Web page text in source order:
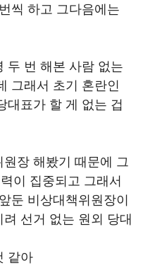
씩 하고 그다음에는
두 번 해본 사람 없는
그래서 초기 혼란인
대표가 할 게 없는 겁
장 해봤기 때문에 그
이 집중되고 그래서
둔 비상대책위원장이
선거 없는 원외 당대
같아